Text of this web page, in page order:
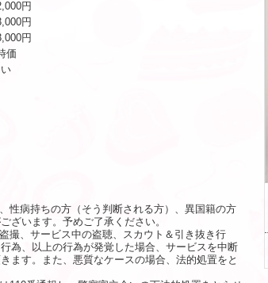
円
円
円
価
性病持ちの方（そう判断される方）、異国籍の方
ざいます。予めご了承ください。
撮、サービス中の盗聴、スカウト＆引き抜き行
為、以上の行為が発覚した場合、サービスを中断
ます。また、悪質なケースの場合、法的処置をと